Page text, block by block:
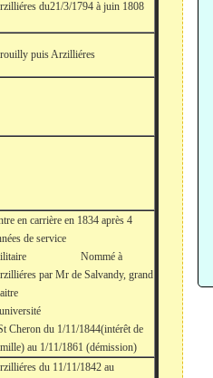
du21/3/1794 à juin 1808
puis Arzilliéres
en carrière en 1834 après 4
de service
Nommé à
par Mr de Salvandy, grand
Cheron du 1/11/1844(intérêt de
au 1/11/1861 (démission)
du 11/11/1842 au